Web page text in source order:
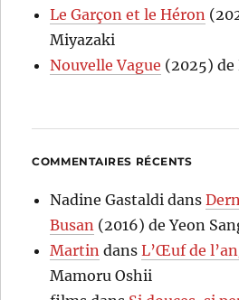
Le Garçon et le Héron
Miyazaki
Nouvelle Vague (2025)
COMMENTAIRES RÉCENTS
Nadine Gastaldi dans
Busan (2016) de Yeon
Martin dansL’Œuf de
Mamoru Oshii